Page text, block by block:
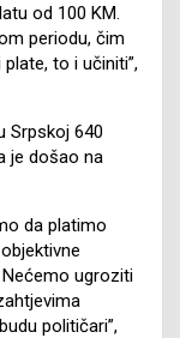
od 100 KM.
periodu, čim
to i učiniti”,
Srpskoj 640
je došao na
da platimo
ugroziti
političari”,